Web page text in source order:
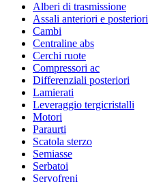
Alberi di trasmissione
Assali anteriori e posteriori
Cambi
Centraline abs
Cerchi ruote
Compressori ac
Differenziali posteriori
Lamierati
Leveraggio tergicristalli
Motori
Paraurti
Scatola sterzo
Semiasse
Serbatoi
Servofreni